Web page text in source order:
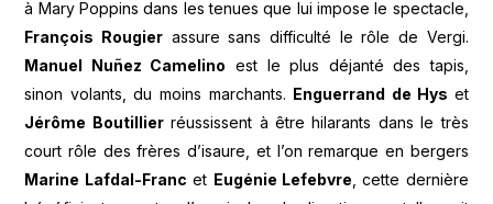
à Mary Poppins dans les tenues que lui impose le spectacle,
François Rougier assure sans difficulté le rôle de Vergi.
Manuel Nuñez Camelino est le plus déjanté des tapis,
sinon volants, du moins marchants. Enguerrand de Hys et
Jérôme Boutillierréussissent à être hilarants dans le très
court rôle des frères d’isaure, et l’on remarque en bergers
Marine Lafdal-Franc et Eugénie Lefebvre, cette dernière